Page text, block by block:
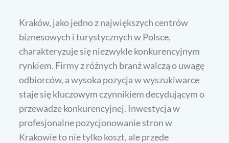
Kraków, jako jedno z największych centrów
biznesowych i turystycznych w Polsce,
charakteryzuje się niezwykle konkurencyjnym
rynkiem. Firmy z różnych branż walczą o uwagę
odbiorców, a wysoka pozycja w wyszukiwarce
staje się kluczowym czynnikiem decydującym o
przewadze konkurencyjnej. Inwestycja w
profesjonalne pozycjonowanie stron w
Krakowie to nie tylko koszt, ale przede